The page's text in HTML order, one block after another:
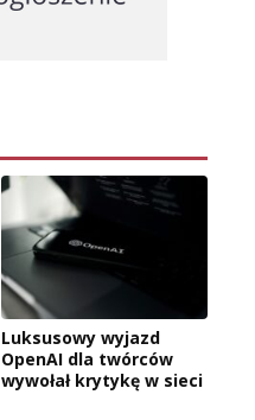
Luksusowy wyjazd
OpenAI dla twórców
wywołał krytykę w sieci